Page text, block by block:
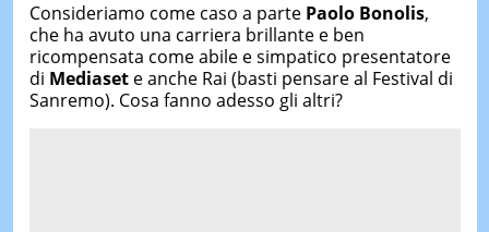
Consideriamo come caso a parte Paolo Bonolis,
che ha avuto una carriera brillante e ben
ricompensata come abile e simpatico presentatore
di Mediasete anche Rai (basti pensare al Festival di
Sanremo). Cosa fanno adesso gli altri?